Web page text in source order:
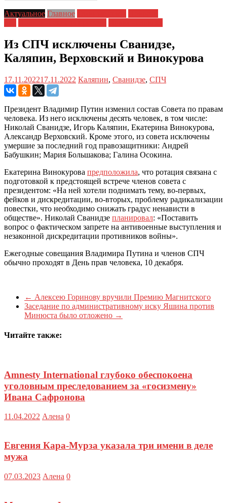
Актуальное Главное
Из СПЧ исключены Сванидзе,
Каляпин, Верховский и Винокурова
17.11.202217.11.2022 Каляпин, Сванидзе, СПЧ
Президент Владимир Путин изменил состав Совета по правам
человека. Из него исключены десять человек, в том числе:
Николай Сванидзе, Игорь Каляпин, Екатерина Винокурова,
Александр Верховский. Кроме этого, из совета исключены
умершие за последний год правозащитники: Андрей
Бабушкин; Мария Большакова; Галина Осокина.
Екатерина Винокурова предположила, что ротация связана с
подготовкой к предстоящей встрече членов совета с
президентом: «На ней хотели поднимать тему, во-первых,
фейков и дискредитации, во-вторых, проблему радикализации
повестки, что необходимо снижать градус ненависти в
обществе». Николай Сванидзе планировал: «Поставить
вопрос о фактическом запрете на антивоенные выступления и
незаконной дискредитации противников войны».
Ежегодные совещания Владимира Путина и членов СПЧ
обычно проходят в День прав человека, 10 декабря.
← Алексею Горинову вручили Премию Магнитского
Заседание по административному иску Яшина против
Минюста было отложено →
Читайте также:
Amnesty International глубоко обеспокоена
уголовным преследованием за «госизмену»
Ивана Сафронова
11.04.2022 Алена 0
Евгения Кара-Мурза указала три имени в деле
мужа
07.03.2023 Алена 0